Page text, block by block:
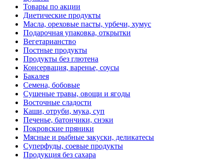
Товары по акции
Диетические продукты
Масла, ореховые пасты, урбечи, хумус
Подарочная упаковка, открытки
Вегетарианство
Постные продукты
Продукты без глютена
Консервация, варенье, соусы
Бакалея
Семена, бобовые
Сушеные травы, овощи и ягоды
Восточные сладости
Каши, отруби, мука, суп
Печенье, батончики, снэки
Покровские пряники
Мясные и рыбные закуски, деликатесы
Суперфуды, соевые продукты
Продукция без сахара